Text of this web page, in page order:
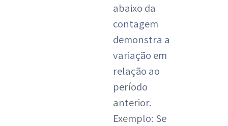
abaixo da
contagem
demonstra a
variação em
relação ao
período
anterior.
Exemplo: Se